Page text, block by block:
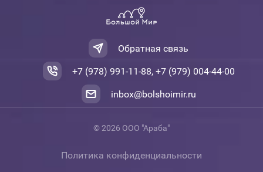
Обратная связь
+7 (978) 991-11-88, +7 (979) 004-44-00
inbox@bolshoimir.ru
© 2026 ООО "Араба"
Политика конфиденциальности